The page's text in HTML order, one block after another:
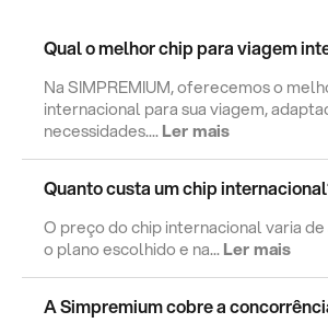
Qual o melhor chip para viagem
Na SIMPREMIUM, oferecemos o
internacional para sua viagem,
necessidades....Ler mais
Quanto custa um chip
O preço do chip internacional varia
o plano escolhido e na...Ler mais
A Simpremium cobre a